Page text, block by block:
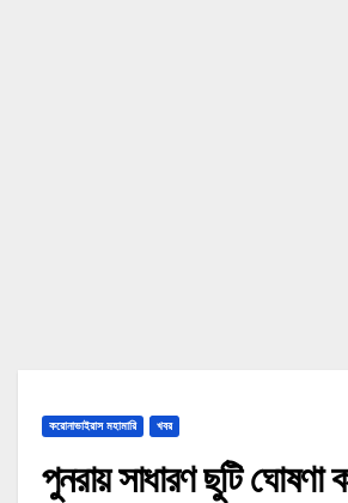
করোনাভাইরাস মহামারি খবর
পুনরায় সাধারণ ছুটি ঘোষণা